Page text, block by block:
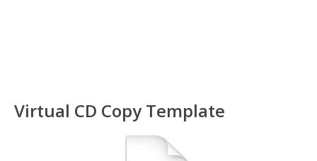
Virtual CD Copy Template